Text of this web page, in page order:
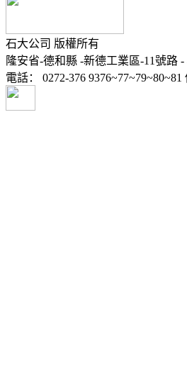
石大公司 版權所有
隆安省-德和縣 -新德工業區-11號路 -
電話： 0272-376 9376~77~79~80~81